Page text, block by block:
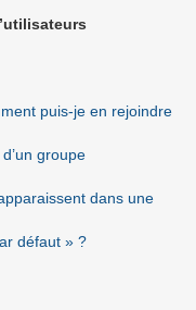
puis-je en rejoindre
groupe
dans une
défaut » ?